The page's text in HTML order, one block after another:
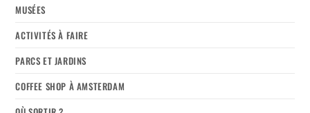
MUSÉES
ACTIVITÉS À FAIRE
PARCS ET JARDINS
COFFEE SHOP À AMSTERDAM